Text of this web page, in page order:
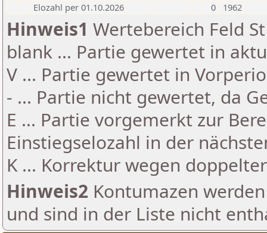
Elozahl per 01.10.2026
0 1962
Hinweis1 Wertebereich Feld
blank ... Partie gewertet in
V ... Partie gewertet in
- ... Partie nicht gewertet, da
E ... Partie vorgemerkt zur
Einstiegselozahl in der
K ... Korrektur wegen
Hinweis2 Kontumazen
und sind in der Liste nicht